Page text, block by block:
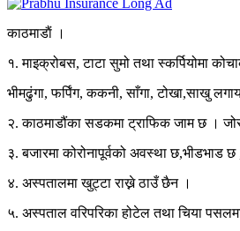
काठमाडाैं ।
१. माइक्रोबस, टाटा सुमो तथा स्कर्पियोमा
भीमढुंगा, फर्पिंग, ककनी, साँगा, टोखा,साखु
२. काठमाडौंका सडकमा ट्राफिक जाम छ ।
३. बजारमा कोरोनापूर्वको अवस्था छ,भीडभाड
४. अस्पतालमा खुट्टा राख्ने ठाउँ छैन ।
५. अस्पताल वरिपरिका होटेल तथा चिया